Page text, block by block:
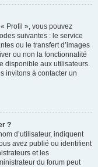
Profil », vous pouvez
suivantes : le service
ou le transfert d’images
ou non la fonctionnalité
disponible aux utilisateurs.
invitons à contacter un
?
d’utilisateur, indiquent
avez publié ou identifient
et les
du forum peut